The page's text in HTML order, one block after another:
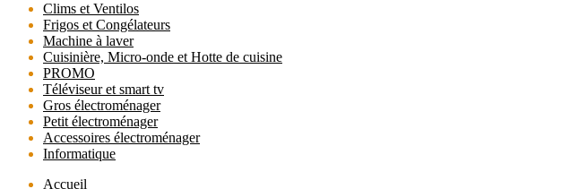
Clims et Ventilos
Frigos et Congélateurs
Machine à laver
Cuisinière, Micro-onde et Hotte de cuisine
PROMO
Téléviseur et smart tv
Gros électroménager
Petit électroménager
Accessoires électroménager
Informatique
Accueil